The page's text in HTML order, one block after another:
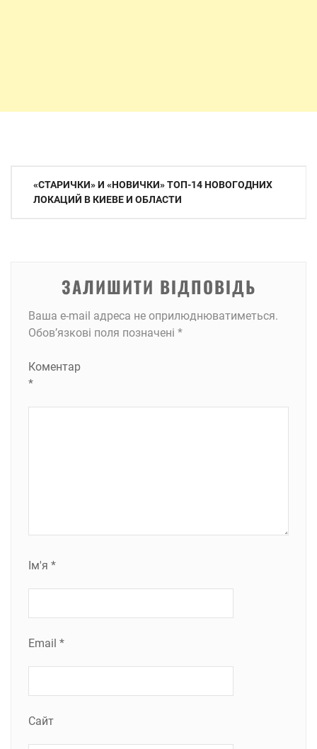
Навігація
записів
«СТАРИЧКИ» И «НОВИЧКИ» ТОП-14 НОВОГОДНИХ
ЛОКАЦИЙ В КИЕВЕ И ОБЛАСТИ
ЗАЛИШИТИ ВІДПОВІДЬ
Ваша e-mail адреса не оприлюднюватиметься.
Обов’язкові поля позначені *
Коментар
*
Ім'я *
Email *
Сайт